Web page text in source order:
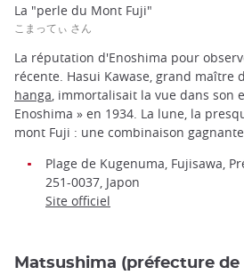
La "perle du Mont Fuji"
こまってぃ さん
La réputation d'Enoshima pour
récente. Hasui Kawase, grand maître
hanga, immortalisait la vue dans son
Enoshima » en 1934. La lune, la
mont Fuji : une combinaison
Plage de Kugenuma, Fujisawa,
251-0037, Japon
Site officiel
Matsushima (préfecture de